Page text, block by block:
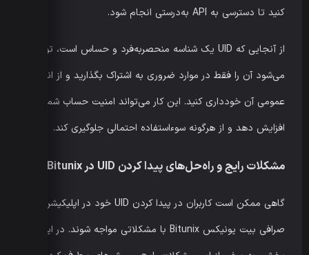
کنید تا دسترسی به API به‌درستی انجام شود.
از آنجایی که UID یک شناسه منحصربه‌فرد و حساس است، توصیه
می‌شود آن را فقط در موارد ضروری به اشتراک بگذارید و از انتشار
عمومی آن خودداری کنید. این کار می‌تواند امنیت حساب شما را
افزایش دهد و از هرگونه سوءاستفاده احتمالی جلوگیری کند.
مشکلات رایج و راه‌حل‌های پیدا کردن UID در Bitunix
گاهی ممکن است کاربران در پیدا کردن UID خود در اپلیکیشن
صرافی بیت یونیکس Bitunix با مشکلاتی مواجه شوند. در این